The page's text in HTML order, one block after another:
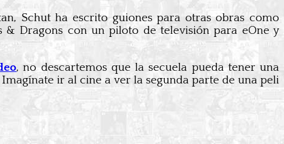
Schut ha escrito guiones para otras obras como
& Dragons con un piloto de televisión para eOne y
, no descartemos que la secuela pueda tener una
ir al cine a ver la segunda parte de una peli